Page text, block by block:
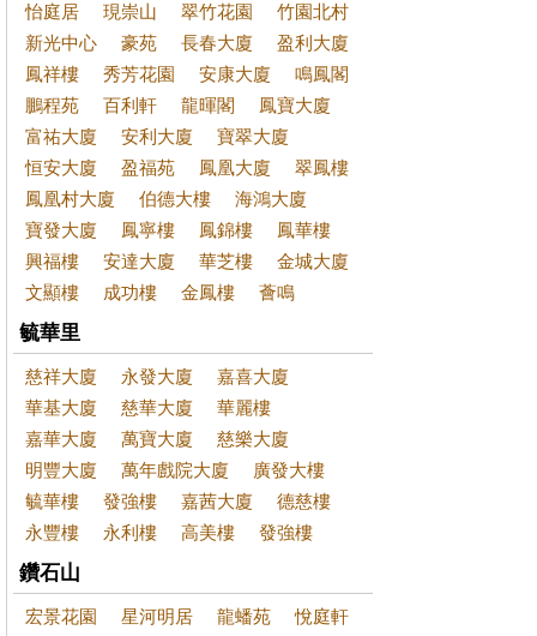
怡庭居
現崇山 翠竹花園
竹園北村
新光中心
豪苑 長春大廈
盈利大廈
鳳祥樓
秀芳花園 安康大廈
鳴鳳閣
鵬程苑
百利軒 龍暉閣
鳳寶大廈
富祐大廈
安利大廈
寶翠大廈
恒安大廈
盈福苑 鳳凰大廈
翠鳳樓
鳳凰村大廈
伯德大樓
海鴻大廈
寶發大廈
鳳寧樓 鳳錦樓
鳳華樓
興福樓
安達大廈 華芝樓
金城大廈
文顯樓
成功樓 金鳳樓 薈鳴
毓華里
慈祥大廈 永發大廈
嘉喜大廈
華基大廈
慈華大廈
華麗樓
嘉華大廈
萬寶大廈
慈樂大廈
明豐大廈
萬年戲院大廈
廣發大樓
毓華樓
發強樓 嘉茜大廈
德慈樓
永豐樓
永利樓 高美樓 發強樓
鑽石山
宏景花園 星河明居 龍蟠苑
悅庭軒